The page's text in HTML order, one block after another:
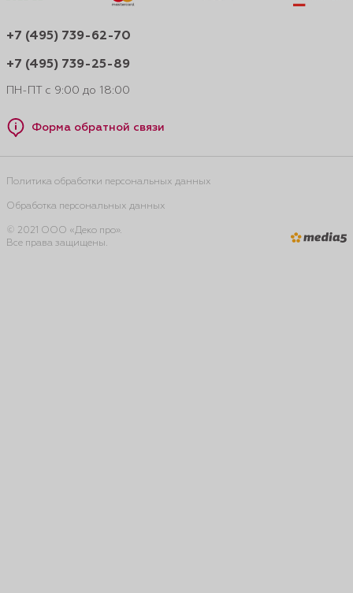
+7 (495) 739-62-70
+7 (495) 739-25-89
ПН-ПТ с 9:00 до 18:00
Форма обратной связи
Политика обработки персональных данных
Обработка персональных данных
© 2021 ООО «Деко про».
Все права защищены.